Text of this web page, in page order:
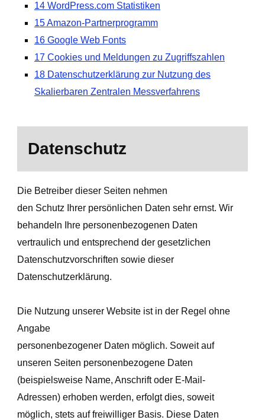
14 WordPress.com Statistiken
15 Amazon-Partnerprogramm
16 Google Web Fonts
17 Cookies und Meldungen zu Zugriffszahlen
18 Datenschutzerklärung zur Nutzung des
Skalierbaren Zentralen Messverfahrens
Datenschutz
Die Betreiber dieser Seiten nehmen
den Schutz Ihrer persönlichen Daten sehr ernst. Wir
behandeln Ihre personenbezogenen Daten
vertraulich und entsprechend der gesetzlichen
Datenschutzvorschriften sowie dieser
Datenschutzerklärung.
Die Nutzung unserer Website ist in der Regel ohne
Angabe
personenbezogener Daten möglich. Soweit auf
unseren Seiten personenbezogene Daten
(beispielsweise Name, Anschrift oder E-Mail-
Adressen) erhoben werden, erfolgt dies, soweit
möglich, stets auf freiwilliger Basis. Diese Daten